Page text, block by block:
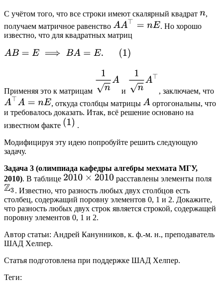
С учётом того, что все строки имеют скалярный квадрат
,
получаем матричное равенство
. Но хорошо
известно, что для квадратных матриц
Применяя это к матрицам и
, заключаем, что
, откуда столбцы матрицы
ортогональны, что
и требовалось доказать. Итак, всё решение основано на
известном факте
.
Модифицируя эту идею попробуйте решить следующую
задачу.
Задача 3 (олимпиада кафедры алгебры мехмата МГУ,
2010). В таблице
расставлены элементы поля
. Известно, что разность любых двух столбцов есть
столбец, содержащий поровну элементов 0, 1 и 2. Докажите,
что разность любых двух строк является строкой, содержащей
поровну элементов 0, 1 и 2.
Автор статьи: Андрей Канунников, к. ф.-м. н., преподаватель
ШАД Хелпер.
Статья подготовлена при поддержке ШАД Хелпер.
Теги: